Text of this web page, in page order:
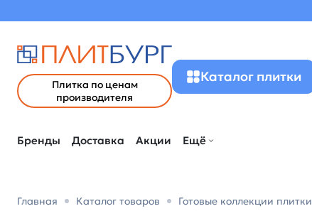
Плитка по ценам
производителя
Каталог плитки
Бренды Доставка Акции Ещё
Главная Каталог товаров Готовые коллекции плитки